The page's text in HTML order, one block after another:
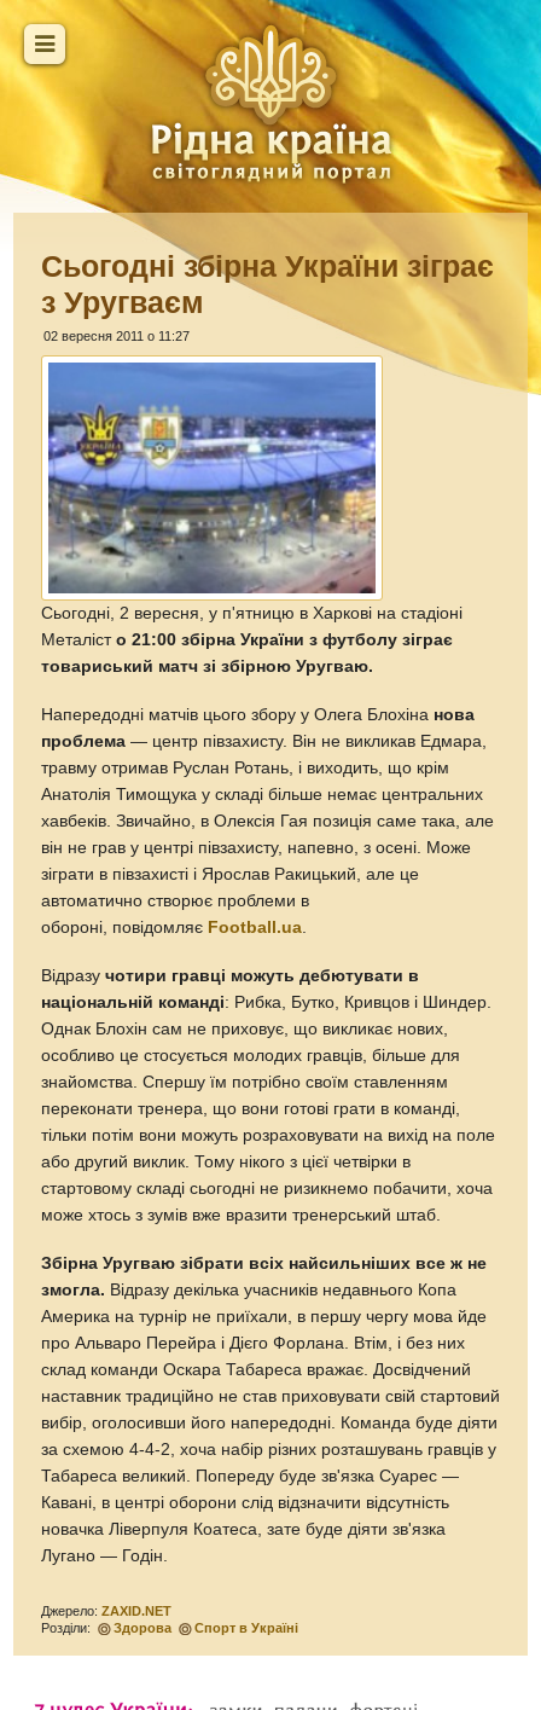
Сьогодні збірна України зіграє
з Уругваєм
02 вересня 2011 о 11:27
Сьогодні, 2 вересня, у п'ятницю в Харкові на стадіоні
Металісто 21:00 збірна України з футболу зіграє
товариський матч зі збірною Уругваю.
Напередодні матчів цього збору у Олега Блохіна нова
проблема — центр півзахисту. Він не викликав Едмара,
травму отримав Руслан Ротань, і виходить, що крім
Анатолія Тимощука у складі більше немає центральних
хавбеків. Звичайно, в Олексія Гая позиція саме така, але
він не грав у центрі півзахисту, напевно, з осені. Може
зіграти в півзахисті і Ярослав Ракицький, але це
автоматично створює проблеми в
обороні, повідомляє Football.ua
Відразучотири гравці можуть дебютувати в
національній команді: Рибка, Бутко, Кривцов і Шиндер.
Однак Блохін сам не приховує, що викликає нових,
особливо це стосується молодих гравців, більше для
знайомства. Спершу їм потрібно своїм ставленням
переконати тренера, що вони готові грати в команді,
тільки потім вони можуть розраховувати на вихід на поле
або другий виклик. Тому нікого з цієї четвірки в
стартовому складі сьогодні не ризикнемо побачити, хоча
може хтось з зумів вже вразити тренерський штаб.
Збірна Уругваю зібрати всіх найсильніших все ж не
змогла. Відразу декілька учасників недавнього Копа
Америка на турнір не приїхали, в першу чергу мова йде
про Альваро Перейра і Дієго Форлана. Втім, і без них
склад команди Оскара Табареса вражає. Досвідчений
наставник традиційно не став приховувати свій стартовий
вибір, оголосивши його напередодні. Команда буде діяти
за схемою 4-4-2, хоча набір різних розташувань гравців у
Табареса великий. Попереду буде зв'язка Суарес —
Кавані, в центрі оборони слід відзначити відсутність
новачка Ліверпуля Коатеса, зате буде діяти зв'язка
Лугано — Годін.
Джерело:ZAXID.NET
Розділи:
Здорова Спорт в Україні